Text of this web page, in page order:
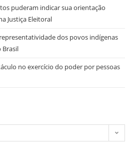
puderam indicar sua orientação
Justiça Eleitoral
dos povos indígenas
Brasil
no exercício do poder por pessoas